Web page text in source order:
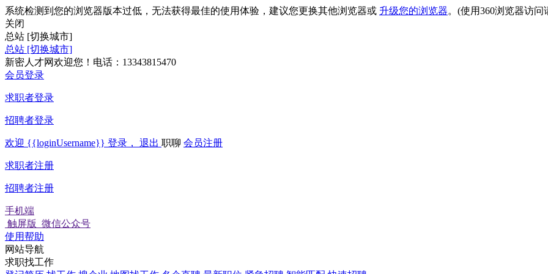
系统检测到您的浏览器版本过低，无法获得最佳的使用体验，建议您更换其他浏览器或 升级您的浏览器。(使用360浏览器访
关闭
总站 [切换城市]
总站 [切换城市]
新密人才网欢迎您！电话：13343815470
会员登录
求职者登录
招聘者登录
欢迎 {{loginUsername}} 登录， 退出 职聊 会员注册
求职者注册
招聘者注册
手机端
触屏版 微信公众号
使用帮助
网站导航
求职找工作